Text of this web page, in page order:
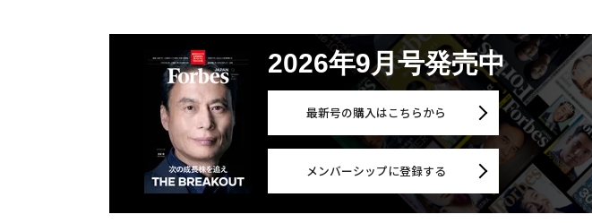
2026年9月号発売中
最新号の購入はこちらから
メンバーシップに登録する